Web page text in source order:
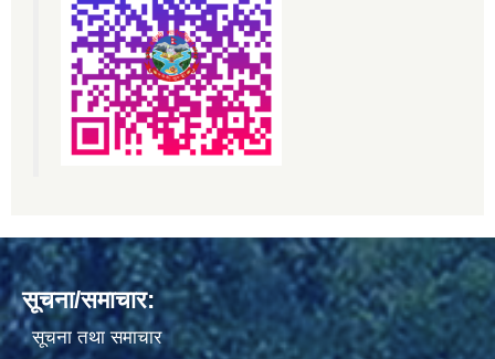
सूचना/समाचार:
सूचना तथा समाचार